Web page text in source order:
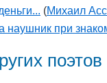
(Михаил
наушник при
поэтов